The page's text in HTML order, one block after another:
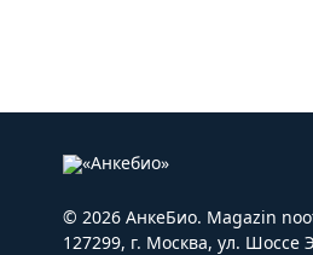
© 2026 АнкеБио. Magazin
127299, г. Москва, ул. Шоссе